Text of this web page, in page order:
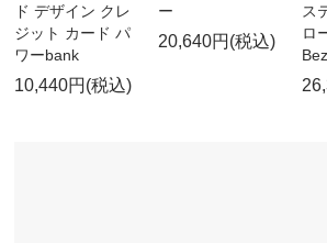
ド デザイン クレ
ジット カード パ
ワーbank
10,440円(税込)
ー
20,640円(税込)
ス
ロ